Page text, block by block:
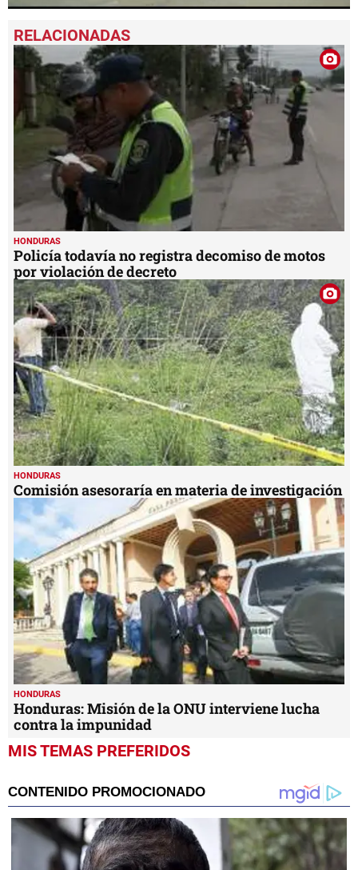
seconds
of
55
seconds
HONDURAS
Policía todavía no registra decomiso de motos
por violación de decreto
HONDURAS
Comisión asesoraría en materia de investigación
HONDURAS
Honduras: Misión de la ONU interviene lucha
contra la impunidad
MIS TEMAS PREFERIDOS